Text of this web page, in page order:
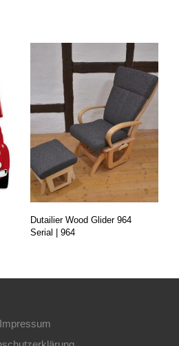
Dutailier Wood Glider 964
Serial | 964
Impressum